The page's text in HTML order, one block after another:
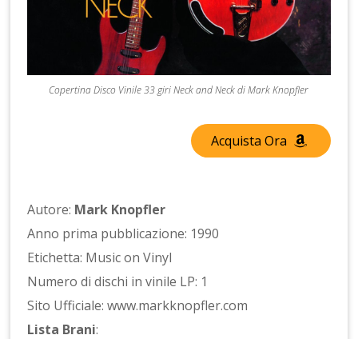
Copertina Disco Vinile 33 giri Neck and Neck di Mark Knopfler
Acquista Ora
Autore: Mark Knopfler
Anno prima pubblicazione: 1990
Etichetta: Music on Vinyl
Numero di dischi in vinile LP: 1
Sito Ufficiale: www.markknopfler.com
Lista Brani: